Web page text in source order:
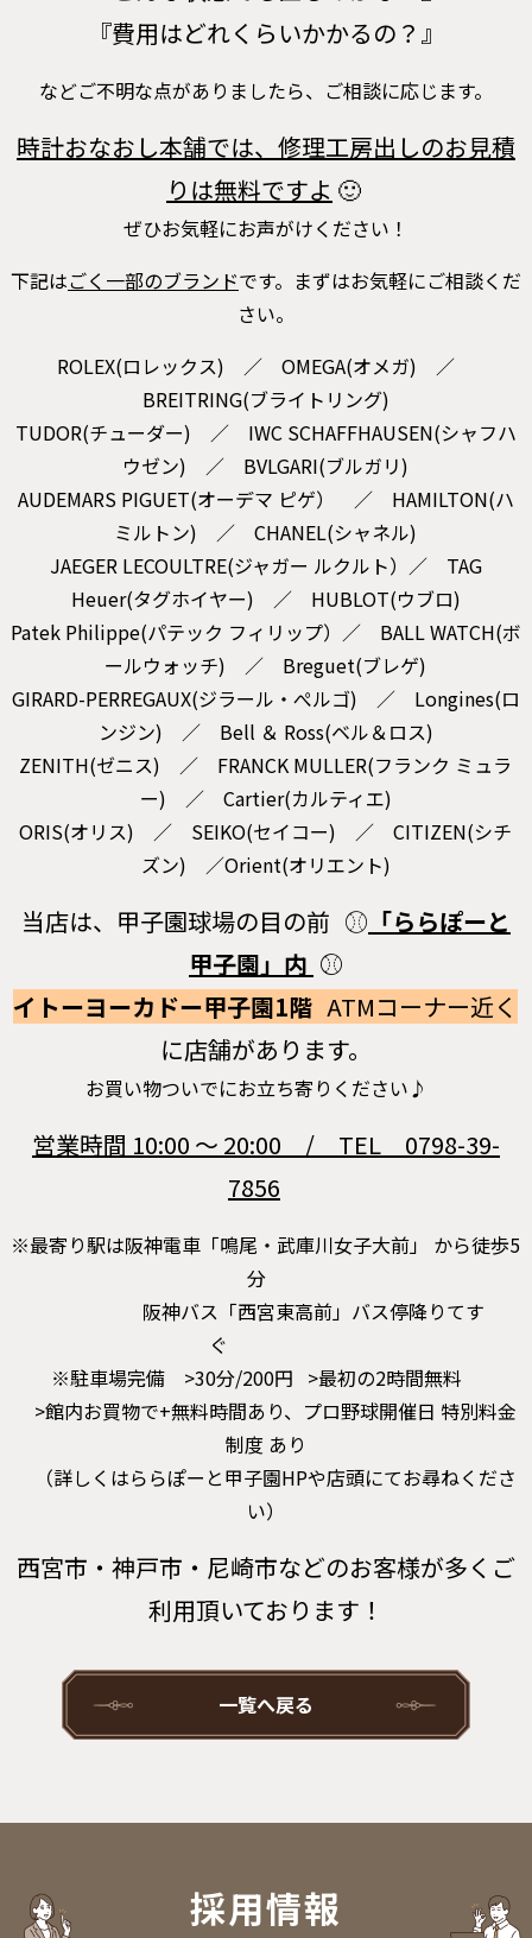
『費用はどれくらいかかるの？』
などご不明な点がありましたら、ご相談に応じます。
時計おなおし本舗では、修理工房出しのお見積
りは無料ですよ 🙂
ぜひお気軽にお声がけください！
下記はごく一部のブランドです。まずはお気軽にご相談くだ
さい。
ROLEX(ロレックス) ／ OMEGA(オメガ) ／
BREITRING(ブライトリング)
TUDOR(チューダー) ／ IWC SCHAFFHAUSEN(シャフハ
ウゼン) ／ BVLGARI(ブルガリ)
AUDEMARS PIGUET(オーデマ ピゲ） ／ HAMILTON(ハ
ミルトン) ／ CHANEL(シャネル)
JAEGER LECOULTRE(ジャガー ルクルト）／ TAG
Heuer(タグホイヤー) ／ HUBLOT(ウブロ)
Patek Philippe(パテック フィリップ）／ BALL WATCH(ボ
ールウォッチ) ／ Breguet(ブレゲ)
GIRARD-PERREGAUX(ジラール・ぺルゴ) ／ Longines(ロ
ンジン) ／ Bell ＆ Ross(ベル＆ロス)
ZENITH(ゼニス) ／ FRANCK MULLER(フランク ミュラ
ー) ／ Cartier(カルティエ)
ORIS(オリス) ／ SEIKO(セイコー) ／ CITIZEN(シチ
ズン) ／Orient(オリエント)
当店は、甲子園球場の目の前 ⚾ 「ららぽーと
甲子園」内 ⚾
イトーヨーカドー甲子園1階 ATMコーナー近く
に店舗があります。
お買い物ついでにお立ち寄りください♪
営業時間 10:00 ～ 20:00 / TEL 0798-39-
7856
※最寄り駅は阪神電車「鳴尾・武庫川女子大前」 から徒歩5
分
阪神バス「西宮東高前」バス停降りてす
ぐ
※駐車場完備 >30分/200円 >最初の2時間無料
>館内お買物で+無料時間あり、プロ野球開催日 特別料金
制度 あり
（詳しくはららぽーと甲子園HPや店頭にてお尋ねくださ
い）
西宮市・神戸市・尼崎市などのお客様が多くご
利用頂いております！
一覧へ戻る
採用情報